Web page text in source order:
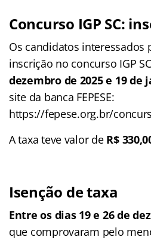
Concurso IGP SC:
Os candidatos interessados
inscrição no concurso IGP
dezembro de 2025 e 19 de
site da banca FEPESE:
https://fepese.org.br/
A taxa teve valor de R$
Isenção de taxa
Entre os dias 19 e 26 de
que comprovaram pelo